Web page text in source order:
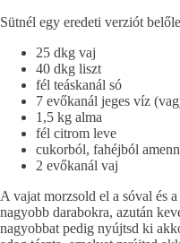
Sütnél egy eredeti verziót
25 dkg vaj
40 dkg liszt
fél teáskanál só
7 evőkanál jeges víz
1,5 kg alma
fél citrom leve
cukorból, fahéjból
2 evőkanál vaj
A vajat morzsold el a sóval és
nagyobb darabokra, azután
nagyobbat pedig nyújtsd ki